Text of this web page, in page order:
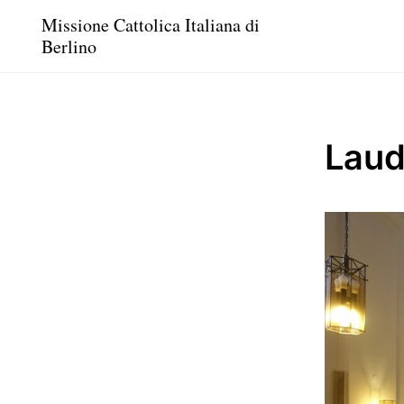
Missione Cattolica Italiana di
Berlino